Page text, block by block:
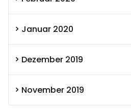
Januar 2020
Dezember 2019
November 2019